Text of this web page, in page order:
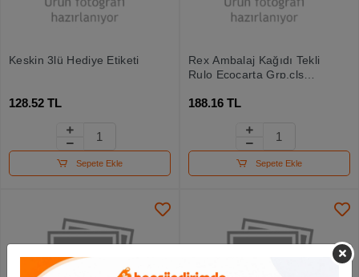
Keskin 3lü Hediye Etiketi
128.52 TL
Sepete Ekle
Rex Ambalaj Kağıdı Tekli
Rulo Ecocarta Grp.cls
188.16 TL
Sepete Ekle